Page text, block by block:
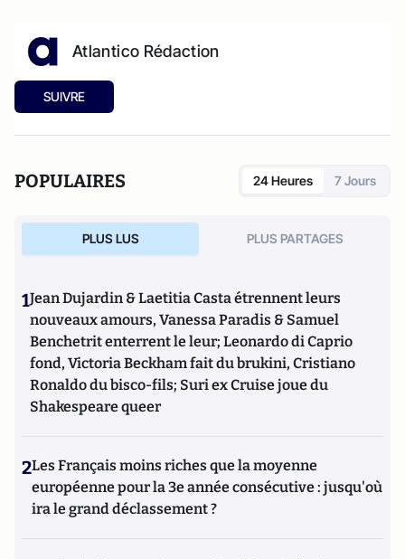
Atlantico Rédaction
SUIVRE
POPULAIRES 24 Heures 7 Jours
PLUS LUS PLUS PARTAGES
1Jean Dujardin & Laetitia Casta étrennent leurs
nouveaux amours, Vanessa Paradis & Samuel
Benchetrit enterrent le leur; Leonardo di Caprio
fond, Victoria Beckham fait du brukini, Cristiano
Ronaldo du bisco-fils; Suri ex Cruise joue du
Shakespeare queer
2Les Français moins riches que la moyenne
européenne pour la 3e année consécutive : jusqu'où
ira le grand déclassement ?